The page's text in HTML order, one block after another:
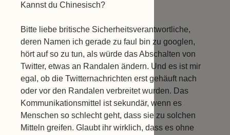
Kannst du Chinesisch?
Bitte liebe britische Sicherheitsverantwortliche,
deren Namen ich gerade zu faul bin zu googlen,
hört auf so zu tun, als würde das Abschalten von
Twitter, etwas an Randalen ändern. Und es ist mir
egal, ob die Twitternachrichten erst gehäuft nach
oder vor den Randalen verbreitet wurden. Das
Kommunikationsmittel ist sekundär, wenn es
Menschen so schlecht geht, dass sie zu solchen
Mitteln greifen. Glaubt ihr wirklich, dass es ohne